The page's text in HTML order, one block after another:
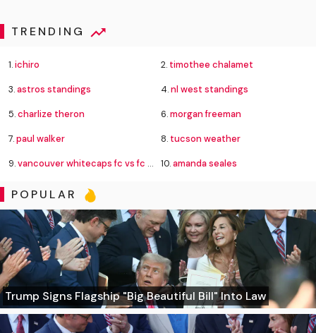
TRENDING
1.ichiro 2. timothee chalamet
3.astros standings 4.nl west standings
5.charlize theron 6.morgan freeman
7.paul walker 8. tucson weather
9.vancouver whitecaps fc vs fc juárez standings 10.amanda seales
POPULAR
Trump Signs Flagship "Big Beautiful Bill" Into Law